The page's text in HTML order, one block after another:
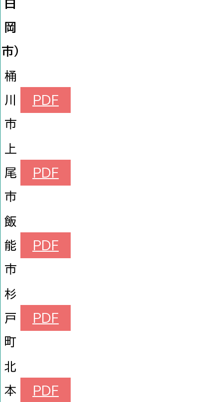
白
岡
市）
桶
川
市
PDF
上
尾
市
PDF
飯
能
市
PDF
杉
戸
町
PDF
北
本
PDF